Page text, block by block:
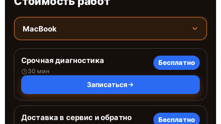
MacBook
Срочная диагностика
30 мин
Бесплатно
Записаться
Доставка в сервис и обратно Бесплатно